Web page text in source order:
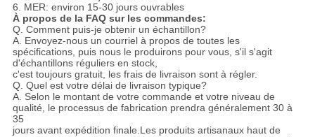
6. MER: environ 15-30 jours ouvrables
À propos de la FAQ sur les commandes:
Q. Comment puis-je obtenir un échantillon?
A. Envoyez-nous un courriel à propos de toutes les
spécifications, puis nous le produirons pour vous, s'il s'agit
d'échantillons réguliers en stock,
c'est toujours gratuit, les frais de livraison sont à régler.
Q. Quel est votre délai de livraison typique?
A. Selon le montant de votre commande et votre niveau de
qualité, le processus de fabrication prendra généralement 30 à
35
jours avant expédition finale.Les produits artisanaux haut de